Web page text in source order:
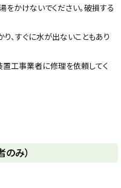
をかけないでください。破損する
、すぐに水が出ないこともあり
工事業者に修理を依頼してく
み）